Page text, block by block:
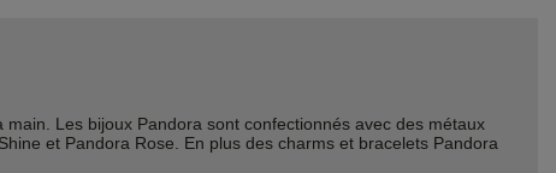
Les bijoux Pandora sont confectionnés avec des métaux
et Pandora Rose. En plus des charms et bracelets Pandora